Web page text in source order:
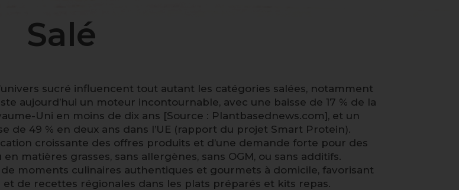
Salé
sucré influencent tout autant les catégories salées, notamment
aujourd’hui un moteur incontournable, avec une baisse de 17 % de la
Uni en moins de dix ans [Source : Plantbasednews.com], et un
de 49 % en deux ans dans l’UE (rapport du projet Smart Protein).
croissante des offres produits et d’une demande forte pour des
matières grasses, sans allergènes, sans OGM, ou sans additifs.
moments culinaires authentiques et gourmets à domicile, favorisant
et de recettes régionales dans les plats préparés et kits repas.